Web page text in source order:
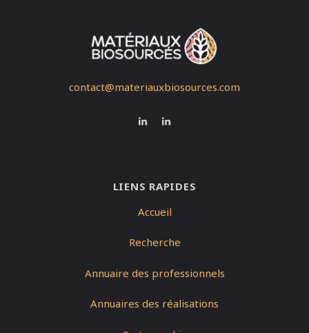
contact@materiauxbiosources.com
LIENS RAPIDES
Accueil
Recherche
Annuaire des professionnels
Annuaires des réalisations